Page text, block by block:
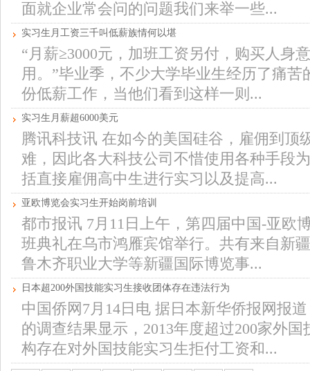
面就企业常会问的问题我们来举一些...
实习生月工资三千叫低薪族情何以堪
“月薪≥3000元，加班工资另付，购买人身
用。”毕业季，不少大学毕业生经历了痛
份低薪工作，当他们看到这样一则...
实习生月薪超6000美元
腾讯科技讯 在如今的美国硅谷，雇佣到顶
难，因此各大科技公司不惜使用各种手段
括直接雇佣高中生进行实习以及提高...
亚欧博览会实习生开始岗前培训
都市报讯 7月11日上午，第四届中国-亚欧
班典礼在乌市鸿雁宾馆举行。共有来自新
鲁木齐职业大学等新疆国际博览事...
日本超200外国技能实习生接收团体存在违法行为
中国侨网7月14日电 据日本新华侨报网报
的调查结果显示，2013年度超过200家外
构存在对外国技能实习生拒付工资和...